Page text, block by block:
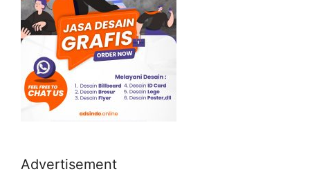
Advertisement